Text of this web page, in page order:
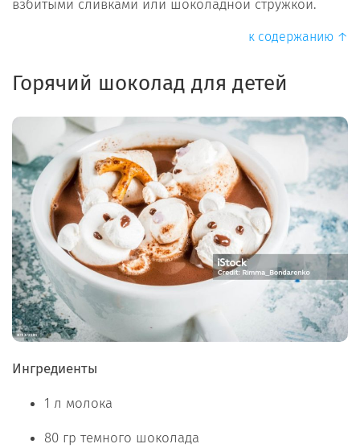
взбитыми сливками или шоколадной стружкой.
к содержанию ↑
Горячий шоколад для детей
Ингредиенты
1 л молока
80 гр темного шоколада